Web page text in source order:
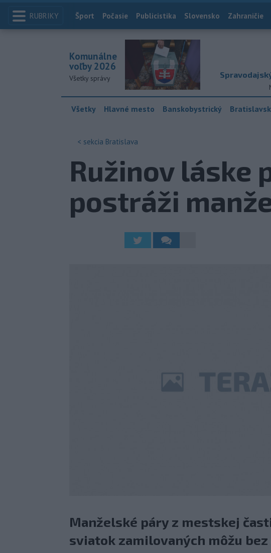
RUBRIKY Index
Šport Počasie Publicistika Slovensko Zahraničie
Komunálne
voľby 2026
Všetky správy
Všetky Hlavné mesto Banskobystrický
< sekcia Bratislava
Ružinov láske
postráži
Manželské páry z mestskej
sviatok zamilovaných môžu